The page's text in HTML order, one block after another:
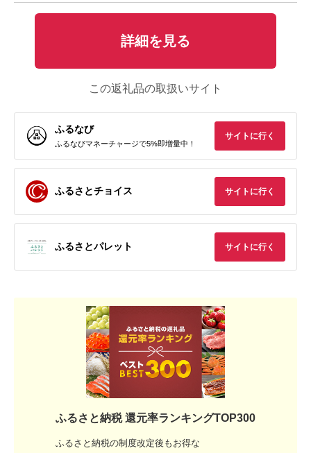
詳細を見る
この返礼品の取扱いサイト
ふるなび
ふるなびマネーチャージで5%即増量中！
サイトに行く
ふるさとチョイス サイトに行く
ふるさとパレット サイトに行く
ふるさと納税 還元率ランキングTOP300
ふるさと納税の制度改定後もお得な